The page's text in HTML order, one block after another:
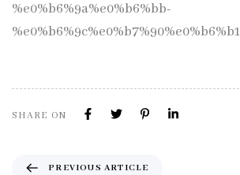
%e0%b6%9a%e0%b6%bb-
SHARE ON
PREVIOUS ARTICLE